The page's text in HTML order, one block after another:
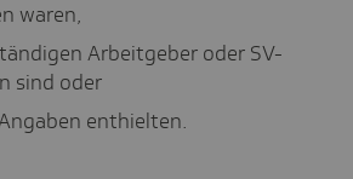
waren,
Arbeitgeber oder SV-
sind oder
enthielten.